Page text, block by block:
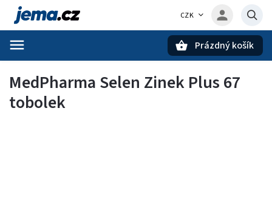
CZK
Prázdný košík
MedPharma Selen Zinek Plus 67
tobolek